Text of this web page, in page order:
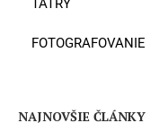
TATRY
FOTOGRAFOVANIE
NAJNOVŠIE ČLÁNKY